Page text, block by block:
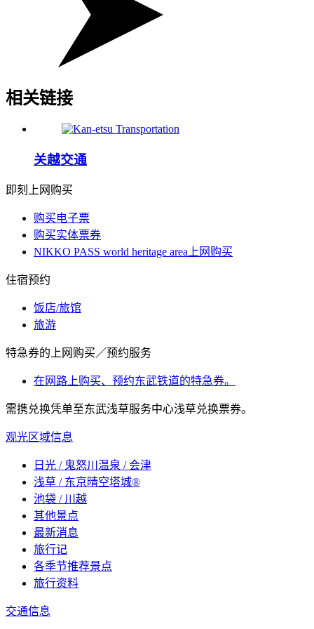
相关链接
关越交通
即刻上网购买
购买电子票
购买实体票券
NIKKO PASS world heritage area上网购买
住宿预约
饭店/旅馆
旅游
特急券的上网购买／预约服务
在网路上购买、预约东武铁道的特急券。
需携兑换凭单至东武浅草服务中心浅草兑换票券。
观光区域信息
日光 / 鬼怒川温泉 / 会津
浅草 / 东京晴空塔城®
池袋 / 川越
其他景点
最新消息
旅行记
各季节推荐景点
旅行资料
交通信息